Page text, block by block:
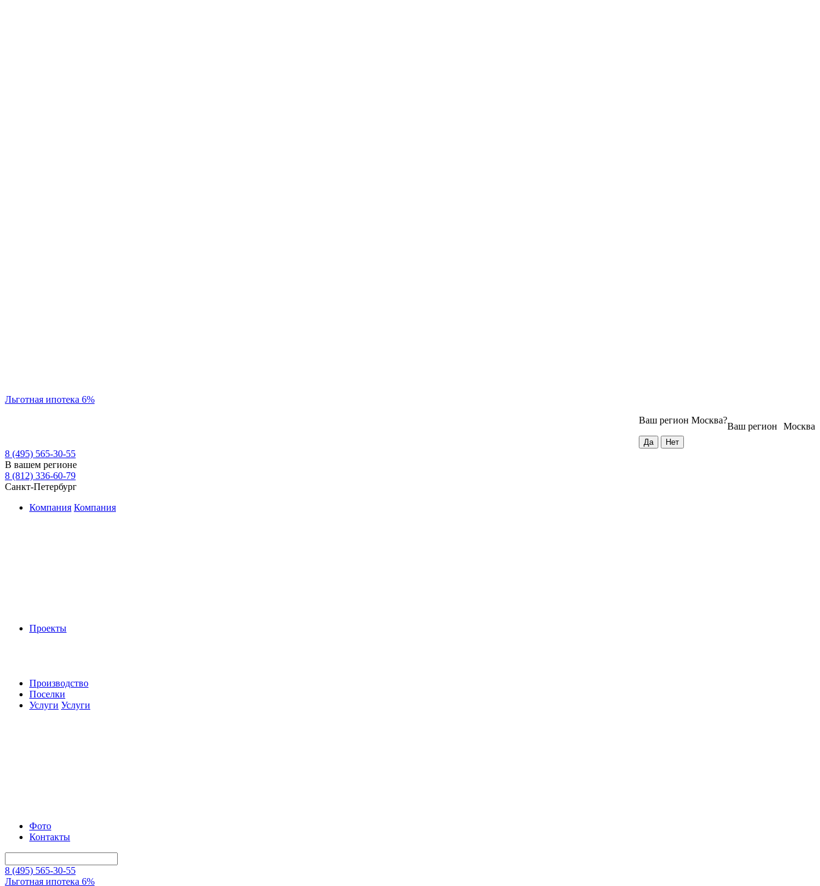
Льготная ипотека 6%
Москва
Ваш регион
Ваш регион Москва?
8 (495) 565-30-55
В вашем регионе
8 (812) 336-60-79
Санкт-Петербург
Компания Компания
Проекты
Производство
Поселки
Услуги Услуги
Фото
Контакты
8 (495) 565-30-55
Льготная ипотека 6%